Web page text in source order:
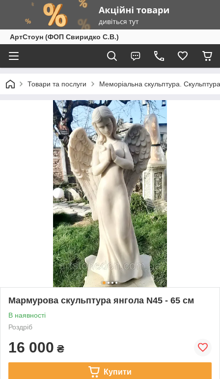
АртСтоун (ФОП Свиридко С.В.)
Товари та послуги Меморіальна скульптура.
Мармурова скульптура янгола N45 - 65 см
В наявності
Роздріб
16 000 ₴
Купити